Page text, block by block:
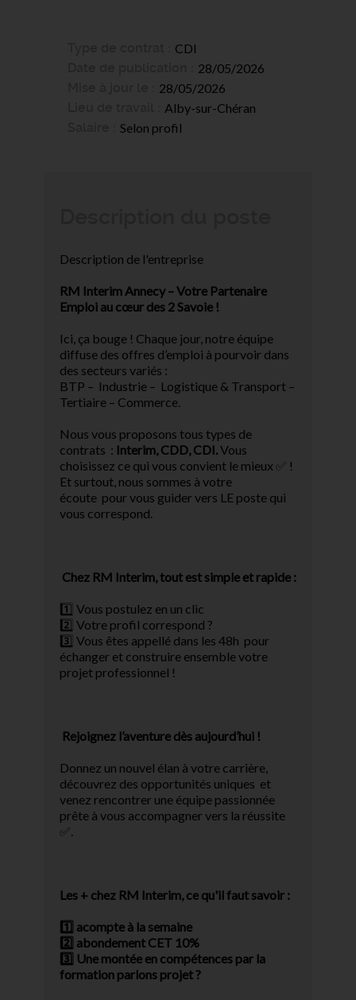
CDI
28/05/2026
28/05/2026
Alby-sur-Chéran
Selon profil
Description de l'entreprise
RM Interim Annecy – Votre Partenaire
Emploi au cœur des 2 Savoie ! ️
Ici, ça bouge ! Chaque jour, notre équipe
diffuse des offres d’emploi à pourvoir dans
des secteurs variés :
BTP – Industrie – Logistique & Transport –
Tertiaire – Commerce.
Nous vous proposons tous types de
contrats : Interim, CDD, CDI.Vous
choisissez ce qui vous convient le mieux ✅ !
Et surtout, nous sommes à votre
écoute pour vous guider vers LE poste qui
vous correspond.
Chez RM Interim, tout est simple et rapide :
1️⃣ Vous postulez en un clic
2️⃣ Votre profil correspond ?
3️⃣ Vous êtes appellé dans les 48h pour
échanger et construire ensemble votre
projet professionnel !
Rejoignez l’aventure dès aujourd’hui !
Donnez un nouvel élan à votre carrière,
découvrez des opportunités uniques et
venez rencontrer une équipe passionnée
prête à vous accompagner vers la réussite
✅.
Les + chez RM Interim, ce qu'il faut savoir :
1️⃣ acompte à la semaine
2️⃣ abondement CET 10%
3️⃣ Une montée en compétences par la
formation parlons projet ?